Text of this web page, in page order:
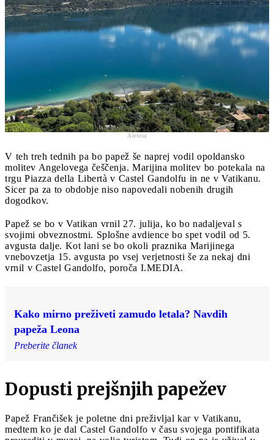
Aleteia
V teh treh tednih pa bo papež še naprej vodil opoldansko
molitev Angelovega češčenja. Marijina molitev bo potekala na
trgu Piazza della Libertà v Castel Gandolfu in ne v Vatikanu.
Sicer pa za to obdobje niso napovedali nobenih drugih
dogodkov.
Papež se bo v Vatikan vrnil 27. julija, ko bo nadaljeval s
svojimi obveznostmi. Splošne avdience bo spet vodil od 5.
avgusta dalje. Kot lani se bo okoli praznika Marijinega
vnebovzetja 15. avgusta po vsej verjetnosti še za nekaj dni
vrnil v Castel Gandolfo, poroča I.MEDIA.
Kako mirno preživeti zamudo letala? Navdih
papeža Leona
Preberite članek
Dopusti prejšnjih papežev
Papež Frančišek je poletne dni preživljal kar v Vatikanu,
medtem ko je dal Castel Gandolfo v času svojega pontifikata